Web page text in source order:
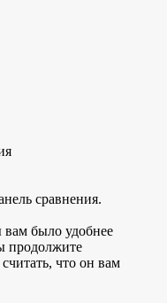
сравнения.
было удобнее
продолжите
что он вам